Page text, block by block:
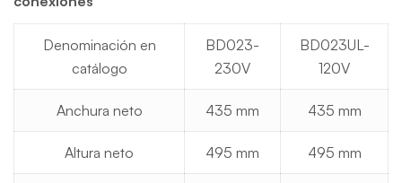
Denominación en
catálogo
BD023-
230V
BD023UL-
120V
Anchura neto 435 mm 435 mm
Altura neto 495 mm 495 mm